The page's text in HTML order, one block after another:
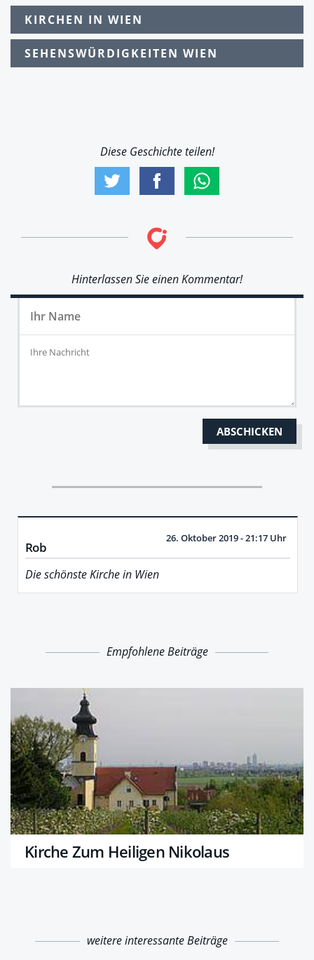
KIRCHEN IN WIEN
SEHENSWÜRDIGKEITEN WIEN
Diese Geschichte teilen!
Hinterlassen Sie einen Kommentar!
Rob
26. Oktober 2019 - 21:17 Uhr
Die schönste Kirche in Wien
Empfohlene Beiträge
Kirche Zum Heiligen Nikolaus
weitere interessante Beiträge